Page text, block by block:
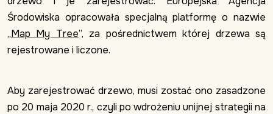
Środowiska opracowała specjalną platformę o nazwie
„Map My Tree”, za pośrednictwem której drzewa są
rejestrowane i liczone.
Aby zarejestrować drzewo, musi zostać ono zasadzone
po 20 maja 2020 r., czyli po wdrożeniu unijnej strategii na